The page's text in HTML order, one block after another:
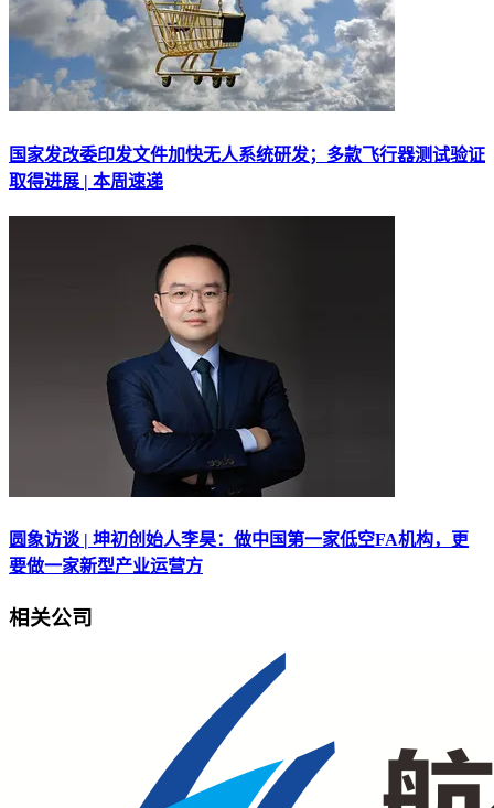
国家发改委印发文件加快无人系统研发；多款飞行器测试验证
取得进展 | 本周速递
圆象访谈 | 坤初创始人李昊：做中国第一家低空FA机构，更
要做一家新型产业运营方
相关公司